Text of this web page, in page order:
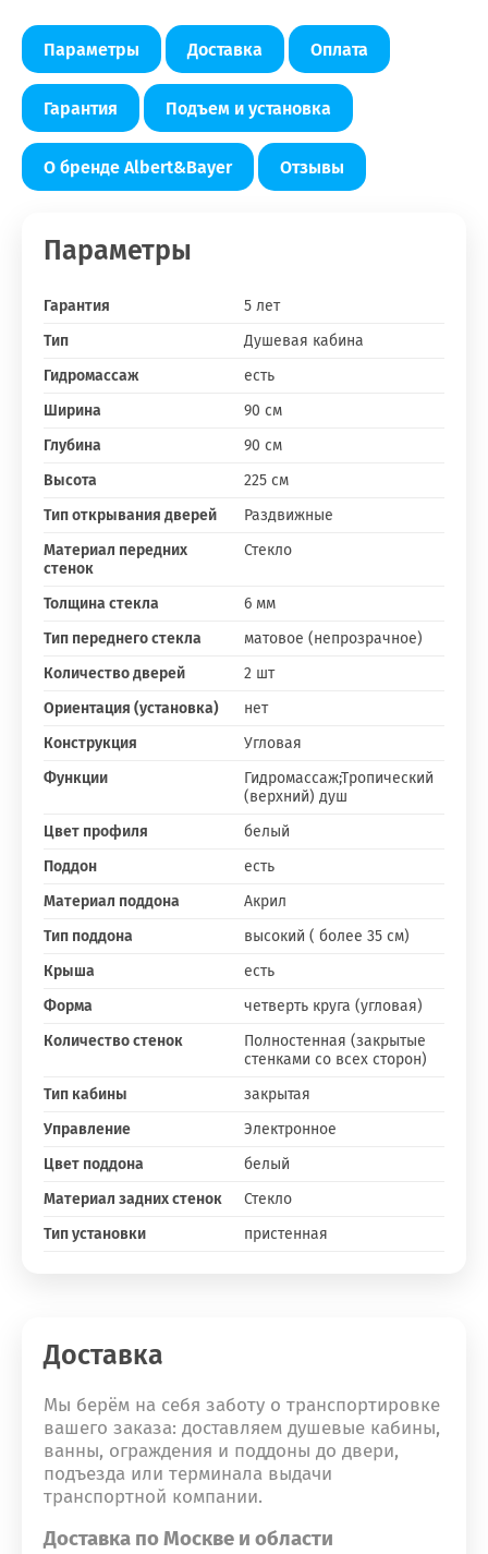
Параметры Доставка Оплата
Гарантия Подъем и установка
О бренде Albert&Bayer Отзывы
Параметры
Гарантия
5 лет
Тип
Душевая кабина
Гидромассаж
есть
Ширина
90 см
Глубина
90 см
Высота
225 см
Тип открывания дверей
Раздвижные
Материал передних
стенок
Стекло
Толщина стекла
6 мм
Тип переднего стекла
матовое (непрозрачное)
Количество дверей
2 шт
Ориентация (установка)
нет
Конструкция
Угловая
Функции
Гидромассаж;Тропический
(верхний) душ
Цвет профиля
белый
Поддон
есть
Материал поддона
Акрил
Тип поддона
высокий ( более 35 см)
Крыша
есть
Форма
четверть круга (угловая)
Количество стенок
Полностенная (закрытые
стенками со всех сторон)
Тип кабины
закрытая
Управление
Электронное
Цвет поддона
белый
Материал задних стенок
Стекло
Тип установки
пристенная
Доставка
Мы берём на себя заботу о транспортировке
вашего заказа: доставляем душевые кабины,
ванны, ограждения и поддоны до двери,
подъезда или терминала выдачи
транспортной компании.
Доставка по Москве и области